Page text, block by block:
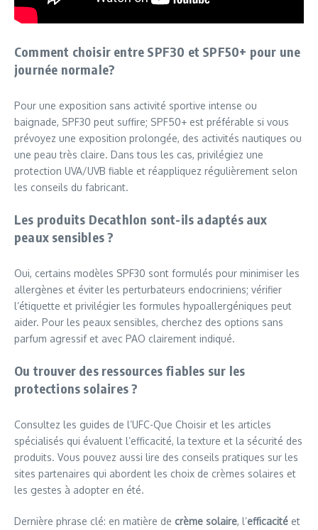
Comment choisir entre SPF30 et SPF50+ pour une
journée normale?
Pour une exposition sans activité sportive intense ou
baignade, SPF30 peut suffire; SPF50+ est préférable si vous
prévoyez une exposition prolongée, des activités nautiques ou
une peau très claire. Dans tous les cas, privilégiez une
protection UVA/UVB fiable et réappliquez régulièrement selon
les conseils du fabricant.
Les produits Decathlon sont-ils adaptés aux
peaux sensibles ?
Oui, certains modèles SPF30 sont formulés pour minimiser les
allergènes et éviter les perturbateurs endocriniens; vérifier
l’étiquette et privilégier les formules hypoallergéniques peut
aider. Pour les peaux sensibles, cherchez des options sans
parfum agressif et avec PAO clairement indiqué.
Ou trouver des ressources fiables sur les
protections solaires ?
Consultez les guides de l’UFC-Que Choisir et les articles
spécialisés qui évaluent l’efficacité, la texture et la sécurité des
produits. Vous pouvez aussi lire des conseils pratiques sur les
sites partenaires qui abordent les choix de crèmes solaires et
les gestes à adopter en été.
Dernière phrase clé: en matière de crème solaire, l’efficacité et